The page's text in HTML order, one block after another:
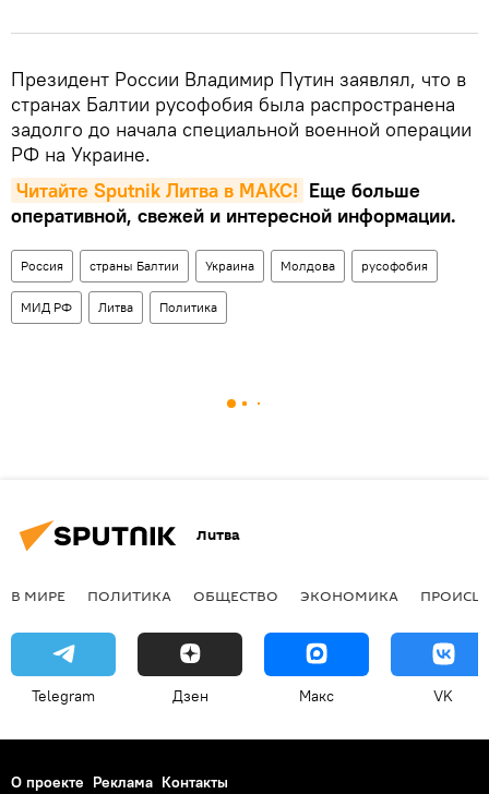
Президент России Владимир Путин заявлял, что в
странах Балтии русофобия была распространена
задолго до начала специальной военной операции
РФ на Украине.
Читайте Sputnik Литва в MAКС! Еще больше
оперативной, свежей и интересной информации.
Россия страны Балтии Украина Молдова русофобия
МИД РФ Литва Политика
Литва
В МИРЕ ПОЛИТИКА ОБЩЕСТВО ЭКОНОМИКА
Telegram Дзен Макс VK
О проекте Реклама Контакты